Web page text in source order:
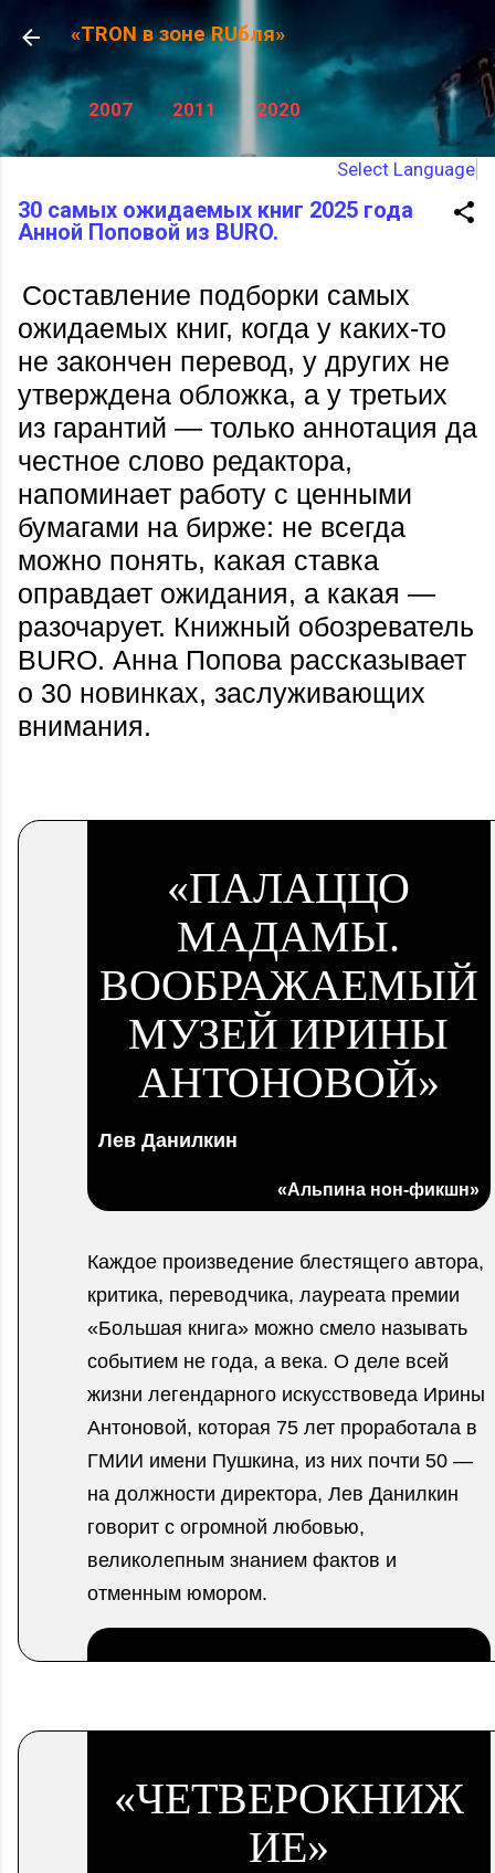
«TRON в зоне RUбля»
2007 2011 2020
Select Language
30 самых ожидаемых книг 2025 года
Анной Поповой из BURO.
Составление подборки самых
ожидаемых книг, когда у каких-то
не закончен перевод, у других не
утверждена обложка, а у третьих
из гарантий — только аннотация да
честное слово редактора,
напоминает работу с ценными
бумагами на бирже: не всегда
можно понять, какая ставка
оправдает ожидания, а какая —
разочарует. Книжный обозреватель
BURO. Анна Попова рассказывает
о 30 новинках, заслуживающих
внимания.
«ПАЛАЦЦО
МАДАМЫ.
ВООБРАЖАЕМЫЙ
МУЗЕЙ ИРИНЫ
АНТОНОВОЙ»
Лев Данилкин
«Альпина нон-фикшн»
Каждое произведение блестящего автора,
критика, переводчика, лауреата премии
«Большая книга» можно смело называть
событием не года, а века. О деле всей
жизни легендарного искусствоведа Ирины
Антоновой, которая 75 лет проработала в
ГМИИ имени Пушкина, из них почти 50 —
на должности директора, Лев Данилкин
говорит с огромной любовью,
великолепным знанием фактов и
отменным юмором.
.
«ЧЕТВЕРОКНИЖ
ИЕ»